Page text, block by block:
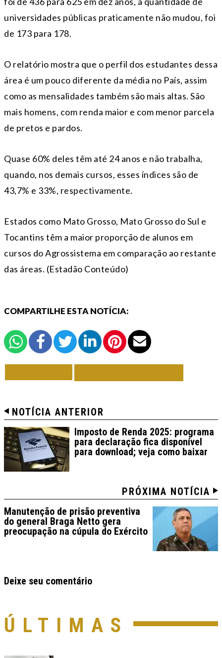
universidades públicas praticamente não mudou, foi
de 173 para 178.
O relatório mostra que o perfil dos estudantes dessa
área é um pouco diferente da média no País, assim
como as mensalidades também são mais altas. São
mais homens, com renda maior e com menor parcela
de pretos e pardos.
Quase 60% deles têm até 24 anos e não trabalha,
quando, nos demais cursos, esses índices são de
43,7% e 33%, respectivamente.
Estados como Mato Grosso, Mato Grosso do Sul e
Tocantins têm a maior proporção de alunos em
cursos do Agrossistema em comparação ao restante
das áreas. (Estadão Conteúdo)
COMPARTILHE ESTA NOTÍCIA:
NOTÍCIA ANTERIOR
Imposto de Renda 2025: programa
para declaração fica disponível
para download; veja como baixar
PRÓXIMA NOTÍCIA
Manutenção de prisão preventiva
do general Braga Netto gera
preocupação na cúpula do Exército
Deixe seu comentário
ÚLTIMAS